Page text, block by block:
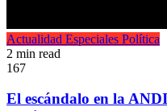
Actualidad Especiales Política
2 min read
167
El escándalo en la